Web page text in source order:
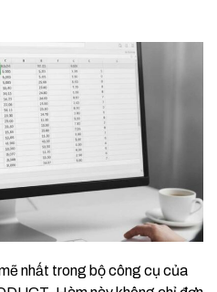
nhất trong bộ công cụ của